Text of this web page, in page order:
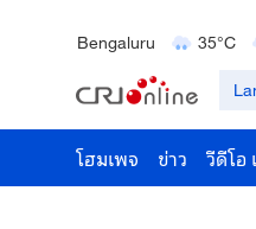
Hyderabad
42°C
โฮมเพจ ข่าว วีดีโอ